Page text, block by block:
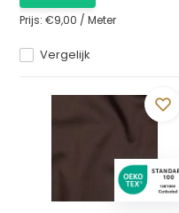
Vergelijk
Prijs:€9,00 /Meter